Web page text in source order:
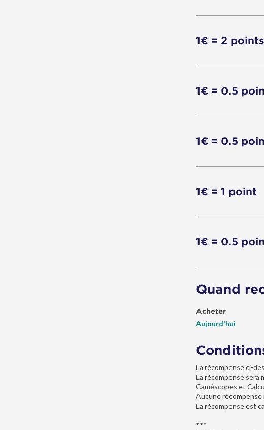
1€ = 2 points
1€ = 0.5
1€ = 0.5
1€ = 1 point
1€ = 0.5
Quand
Acheter
Aujourd'hui
La récompense ci-
La récompense sera
Caméscopes et
Aucune
La récompense est
***